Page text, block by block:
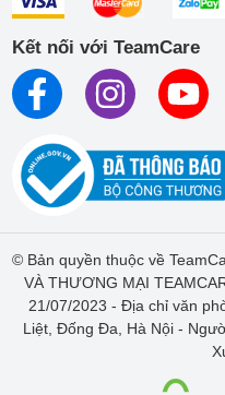
Pin iPhone bị chai chủ
Vậy làm thế nào
pin iPhone?
Từ những lý do dẫn đến
trên, chúng ta có thể rút ra
dài tuổi thọ pin như sau:
Từ bỏ thói quen vừa
Sạc ngay khi thấy thông
Kết nối với TeamCare
© Bản quyền thuộc về
VÀ THƯƠNG MẠI
21/07/2023 - Địa chỉ văn
Liệt, Đống Đa, Hà Nội -